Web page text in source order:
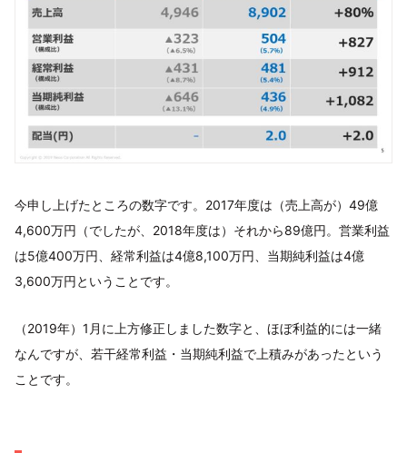
今申し上げたところの数字です。2017年度は（売上高が）49億
4,600万円（でしたが、2018年度は）それから89億円。営業利益
は5億400万円、経常利益は4億8,100万円、当期純利益は4億
3,600万円ということです。
（2019年）1月に上方修正しました数字と、ほぼ利益的には一緒
なんですが、若干経常利益・当期純利益で上積みがあったという
ことです。